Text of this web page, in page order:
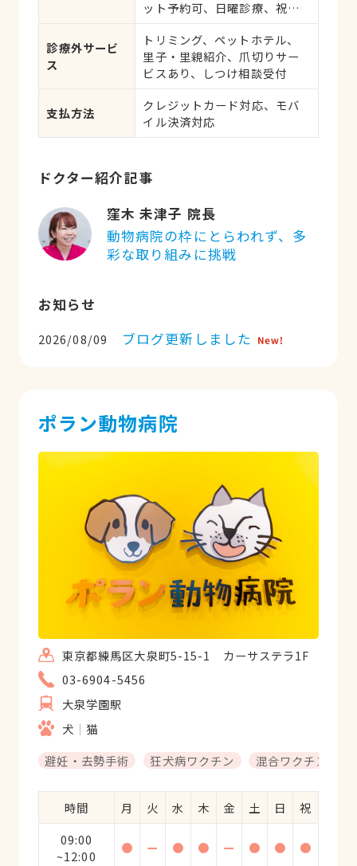
の病気、皮膚系疾患、呼吸器
生殖器系疾患、腫瘍・がん、
アレルギー、歯と口腔系疾
患、けが・その他
ット予約可、日曜診療、祝日
診療外サービ
ス
トリミング、ペットホテル、
里子・里親紹介、爪切りサー
ビスあり、しつけ相談受付
支払方法
クレジットカード対応、モバ
イル決済対応
ドクター紹介記事
窪木 未津子 院長
動物病院の枠にとらわれず、多
彩な取り組みに挑戦
お知らせ
2026/08/09 ブログ更新しました
ポラン動物病院
東京都練馬区大泉町5-15-1 カーサステラ1F
03-6904-5456
大泉学園駅
犬
猫
避妊・去勢手術
狂犬病ワクチン 混合ワクチン
時間 月 火 水 木 金 土 日
祝
09:00
~12:00
● ー ● ● ー ● ● ●